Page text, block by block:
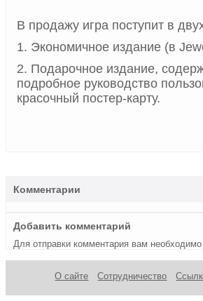
В продажу игра поступит в
1. Экономичное издание (в
2. Подарочное издание,
подробное руководство
красочный постер-карту.
Комментарии
Добавить комментарий
Для отправки комментария вам необходимо
О сайте Сотрудничество